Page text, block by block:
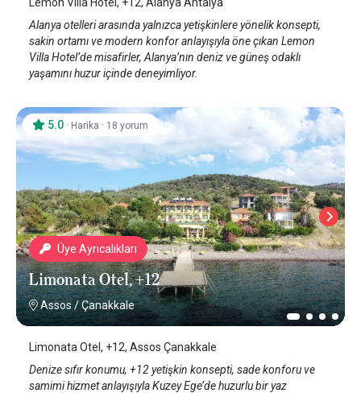
Alanya otelleri arasında yalnızca yetişkinlere yönelik konsepti,
sakin ortamı ve modern konfor anlayışıyla öne çıkan Lemon
Villa Hotel’de misafirler, Alanya’nın deniz ve güneş odaklı
yaşamını huzur içinde deneyimliyor.
Üye Ayrıcalıkları
Limonata Otel, +12
Assos/Çanakkale
5.0 · Harika · 18 yorum
Limonata Otel, +12, Assos Çanakkale
Denize sıfır konumu, +12 yetişkin konsepti, sade konforu ve
samimi hizmet anlayışıyla Kuzey Ege’de huzurlu bir yaz